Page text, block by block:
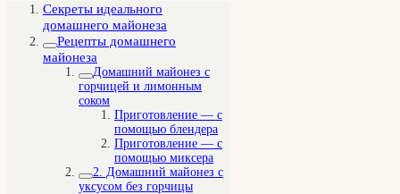
Секреты идеального
домашнего майонеза
Рецепты домашнего
майонеза
Домашний майонез с
горчицей и лимонным
соком
Приготовление — с
помощью блендера
Приготовление — с
помощью миксера
2. Домашний майонез с
уксусом без горчицы